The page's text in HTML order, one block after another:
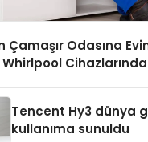
Odasına
Tencent Hy3 dünya
kullanıma sunuldu